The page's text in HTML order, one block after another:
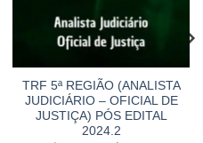
TRF 5ª REGIÃO (ANALISTA
JUDICIÁRIO – OFICIAL DE
JUSTIÇA) PÓS EDITAL
2024.2